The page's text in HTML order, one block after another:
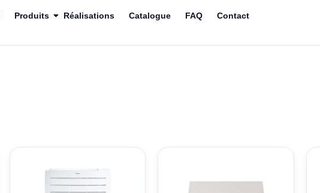
Produits Réalisations Catalogue FAQ Contact